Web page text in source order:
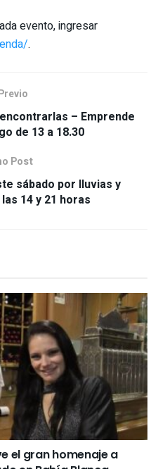
evento, ingresar
.
– Emprende
de 13 a 18.30
Post
sábado por lluvias y
14 y 21 horas
el gran homenaje a